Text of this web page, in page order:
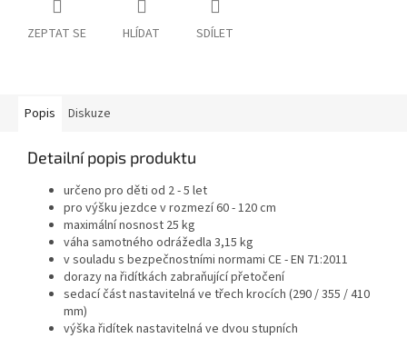
ZEPTAT SE HLÍDAT SDÍLET
Popis Diskuze
Detailní popis produktu
určeno pro děti od 2 - 5 let
pro výšku jezdce v rozmezí 60 - 120 cm
maximální nosnost 25 kg
váha samotného odrážedla 3,15 kg
v souladu s bezpečnostními normami CE - EN 71:2011
dorazy na řidítkách zabraňující přetočení
sedací část nastavitelná ve třech krocích (290 / 355 / 410
mm)
výška řidítek nastavitelná ve dvou stupních